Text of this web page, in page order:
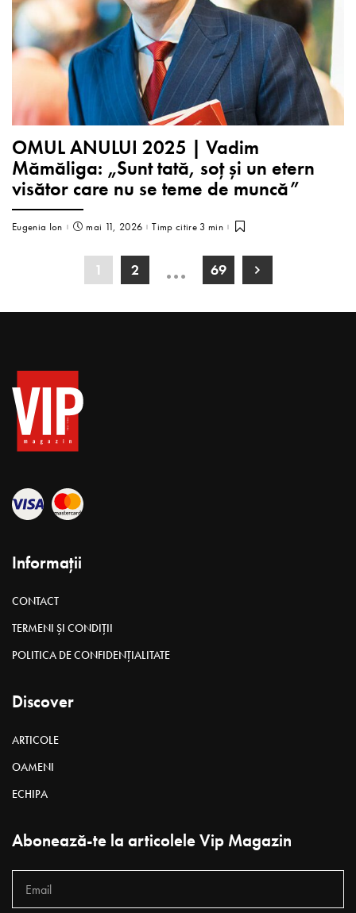
OMUL ANULUI 2025 | Vadim
Mămăliga: „Sunt tată, soț și un etern
visător care nu se teme de muncă”
Eugenia Ion mai 11, 2026 Timp citire 3 min
1 2 … 69
Informații
CONTACT
TERMENI ȘI CONDIȚII
POLITICA DE CONFIDENȚIALITATE
Discover
ARTICOLE
OAMENI
ECHIPA
Abonează-te la articolele Vip Magazin